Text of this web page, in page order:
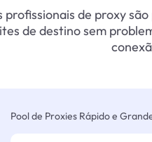
profissionais de proxy
de destino sem
Pool de Proxies Rápido e